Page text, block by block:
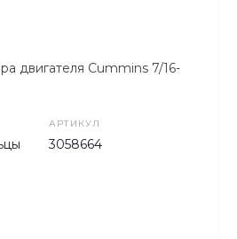
двигателя Cummins 7/16-
АРТИКУЛ
3058664